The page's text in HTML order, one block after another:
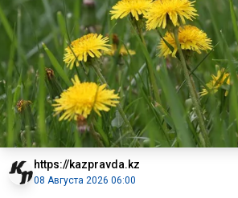
https://kazpravda.kz
08 Августа 2026 06:00